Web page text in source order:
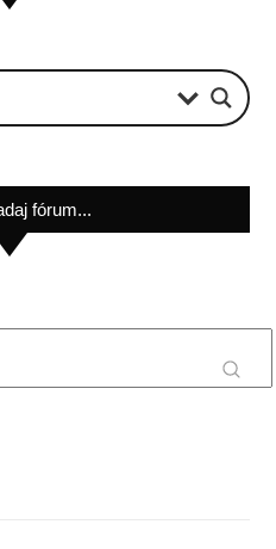
fórum...